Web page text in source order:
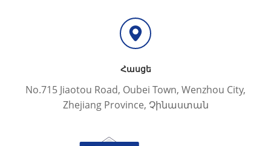
Հասցե
No.715 Jiaotou Road, Oubei Town, Wenzhou City,
Zhejiang Province, Չինաստան